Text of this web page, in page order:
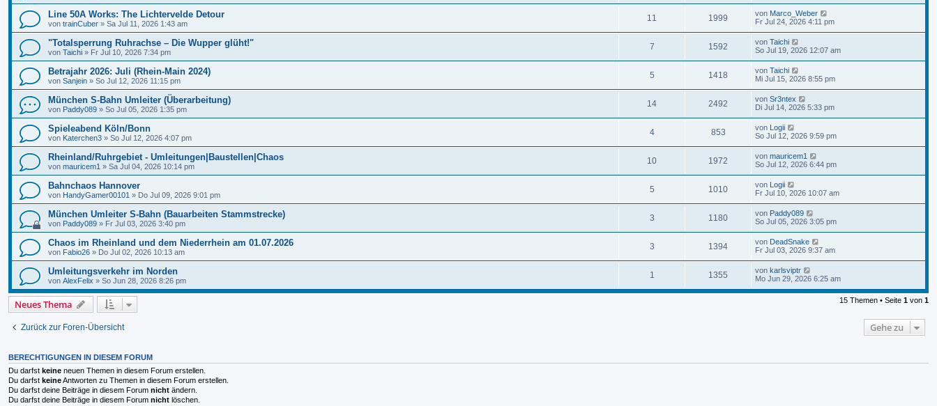
Line 50A Works: The Lichtervelde Detour
von trainCuber » Sa Jul 11, 2026 1:43 am
11 1999 von Marco_Weber
Fr Jul 24, 2026 4:11 pm
"Totalsperrung Ruhrachse – Die Wupper glüht!"
von Taichi » Fr Jul 10, 2026 7:34 pm
7 1592 von Taichi
So Jul 19, 2026 12:07 am
Betrajahr 2026: Juli (Rhein-Main 2024)
von Sanjein » So Jul 12, 2026 11:15 pm
5 1418 von Taichi
Mi Jul 15, 2026 8:55 pm
München S-Bahn Umleiter (Überarbeitung)
von Paddy089 » So Jul 05, 2026 1:35 pm
14 2492 von Sr3ntex
Di Jul 14, 2026 5:33 pm
Spieleabend Köln/Bonn
von Katerchen3 » So Jul 12, 2026 4:07 pm
4 853 von Logii
So Jul 12, 2026 9:59 pm
Rheinland/Ruhrgebiet - Umleitungen|Baustellen|Chaos
von mauricem1 » Sa Jul 04, 2026 10:14 pm
10 1972 von mauricem1
So Jul 12, 2026 6:44 pm
Bahnchaos Hannover
von HandyGamer00101 » Do Jul 09, 2026 9:01 pm
5 1010 von Logii
Fr Jul 10, 2026 10:07 am
München Umleiter S-Bahn (Bauarbeiten Stammstrecke)
von Paddy089 » Fr Jul 03, 2026 3:40 pm
3 1180 von Paddy089
So Jul 05, 2026 3:05 pm
Chaos im Rheinland und dem Niederrhein am 01.07.2026
von Fabio26 » Do Jul 02, 2026 10:13 am
3 1394 von DeadSnake
Fr Jul 03, 2026 9:37 am
Umleitungsverkehr im Norden
von AlexFelix » So Jun 28, 2026 8:26 pm
1 1355 von karlsviptr
Mo Jun 29, 2026 6:25 am
Neues Thema 15 Themen • Seite 1 von 1
Zurück zur Foren-Übersicht Gehe zu
BERECHTIGUNGEN IN DIESEM FORUM
Du darfst keine neuen Themen in diesem Forum erstellen.
Du darfst keineAntworten zu Themen in diesem Forum erstellen.
Du darfst deine Beiträge in diesem Forum nicht ändern.
Du darfst deine Beiträge in diesem Forum nicht löschen.